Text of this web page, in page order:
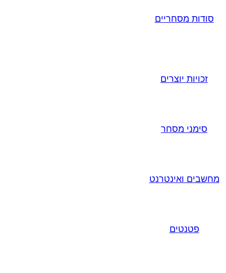
סודות מסחריים
זכויות יוצרים
סימני מסחר
מחשבים ואינטרנט
פטנטים